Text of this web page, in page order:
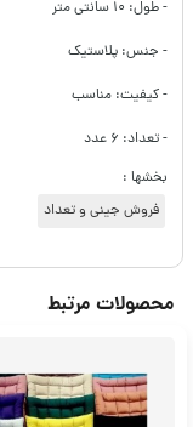
- طول: ۱۰ سانتی متر
- جنس: پلاستیک
- کیفیت: مناسب
- تعداد: ۶ عدد
بخشها :
فروش جینی و تعداد
محصولات مرتبط